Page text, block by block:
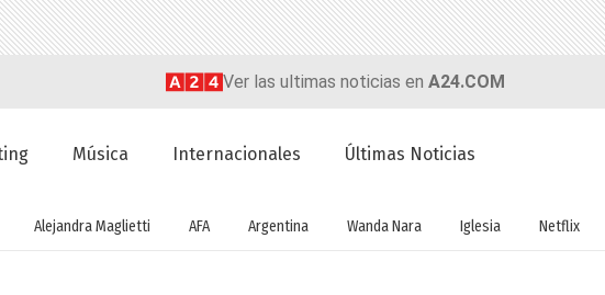
Ver las ultimas noticias en A24.COM
Música Internacionales Últimas Noticias
Alejandra Maglietti AFA Argentina Wanda Nara Iglesia Netflix